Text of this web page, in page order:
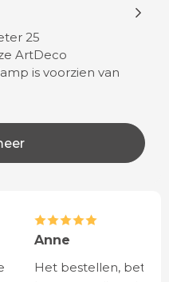
25
ArtDeco
is voorzien van
Anne
Het bestellen,